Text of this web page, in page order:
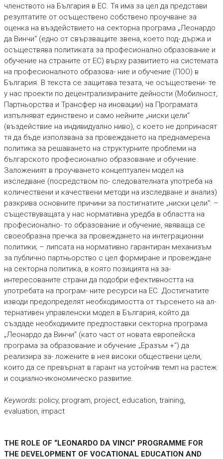
членството на България в ЕС. Тя има за цел да представи
резултатите от осъществено собствено проучване за
оценка на въздействието на секторна програма „Леонардо
да Винчи“ (едно от свързващите звена, което под- държа и
осъществява политиката за професионално образование и
обучение на страните от ЕС) върху развитието на системата
на професионалното образова- ние и обучение (ПОО) в
България. В текста се защитава тезата, че осъществени- те
у нас проекти по децентрализираните дейности (Мобилност,
Партньорства и Трансфер на иновации) на Програмата
изпълняват единствено и само нейните „ниски цели“
(въздействие на индивидуално ниво), с което не допринасят
тя да бъде използвана за провеждането на преднамерена
политика за решаването на структурните проблеми на
българското професионално образование и обучение.
Заложеният в проучването концептуален модел на
изследване (посредством по- следователната употреба на
количествени и качествени методи на изследване и анализ)
разкрива основните причини за постигнатите „ниски цели“: –
съществуващата у нас нормативна уредба в областта на
професионално- то образование и обучение, явяваща се
своеобразна пречка за провеждането на интеграционни
политики; – липсата на нормативно гарантиран механизъм
за публично партньорство с цел формиране и провеждане
на секторна политика, в която позицията на за-
интересованите страни да подобри ефективността на
употребата на програм- ните ресурси на ЕС. Достигнатите
изводи предопределят необходимостта от търсенето на ал-
тернативен управленски модел в България, който да
създаде необходимите предпоставки секторна програма
„Леонардо да Винчи“ (като част от новата европейска
програма за образование и обучение „Еразъм +“) да
реализира за- ложените в нея високи обществени цели,
които да се превърнат в гарант на устойчив темп на растеж
и социално-икономическо развитие.
Keywords: policy, program, project, education, training,
evaluation, impact
THE ROLE OF “LEONARDO DA VINCI” PROGRAMME FOR
THE DEVELOPMENT OF VOCATIONAL EDUCATION AND